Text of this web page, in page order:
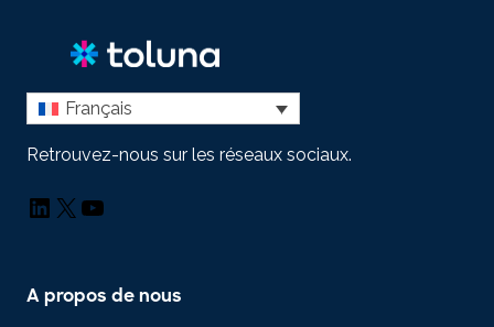
Français
Retrouvez-nous sur les réseaux sociaux.
LinkedIn
X YouTube
A propos de nous